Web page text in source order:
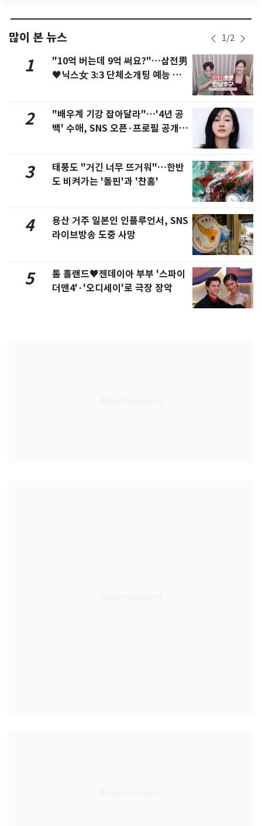
많이 본 뉴스 1/2
1
"10억 버는데 9억 써요?"…삼전男
♥닉스女 3:3 단체소개팅 예능 화
2
"배우계 기강 잡아달라"…'4년 공
백' 수애, SNS 오픈·프로필 공개
3
태풍도 "거긴 너무 뜨거워"…한반
도 비켜가는 '돌핀'과 '찬홈'
4
용산 거주 일본인 인플루언서, SNS
라이브방송 도중 사망
5
톰 홀랜드♥젠데이아 부부 '스파이
더맨4'·'오디세이'로 극장 장악